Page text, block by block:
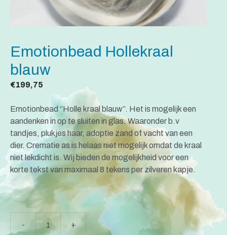
Emotionbead Hollekraal
blauw
€199,75
Emotionbead “Holle kraal blauw”. Het is mogelijk een
aandenken in op te sluiten in glas. Waaronder b.v
tandjes, plukjes haar, adoptie zand of vacht van een
dier. Crematie as is helaas niet mogelijk omdat de kraal
niet lekdicht is. Wij bieden de mogelijkheid voor een
korte tekst van maximaal 8 tekens per zilveren kapje.
-
Emotionbead
+